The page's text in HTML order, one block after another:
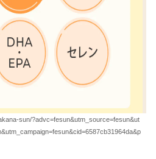
sun/?advc=fesun&utm_source=fesun&ut